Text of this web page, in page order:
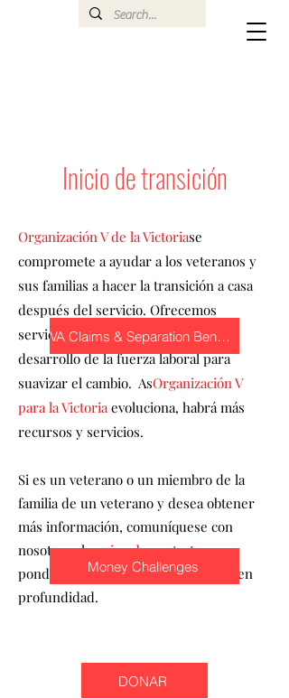
Inicio de transición
Organización V de la Victoriase
compromete a ayudar a los veteranos y
sus familias a hacer la transición a casa
después del servicio. Ofrecemos
servicios humanos y servicios de
desarrollo de la fuerza laboral para
suavizar el cambio. ​AsOrganización V
para la Victoriaevoluciona, habrá más
recursos y servicios.
Si es un veterano o un miembro de la
familia de un veterano y desea obtener
más información, comuníquese con
nosotros alpagina de contactoy nos
pondremos en contacto para hablar en
profundidad.
VA Claims & Separation Benefits
Money Challenges
DONAR